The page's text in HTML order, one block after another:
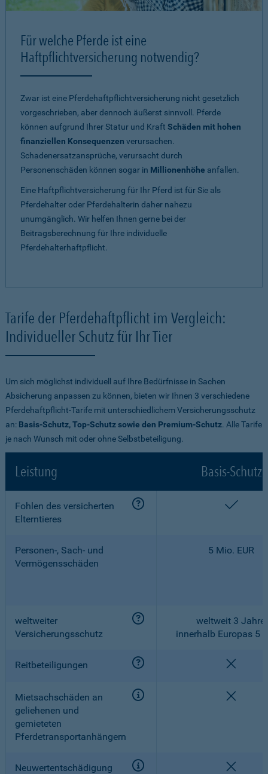
Für welche Pferde ist eine
Haftpflichtversicherung notwendig?
Zwar ist eine Pferdehaftpflichtversicherung nicht gesetzlich
vorgeschrieben, aber dennoch äußerst sinnvoll. Pferde
können aufgrund Ihrer Statur und Kraft Schäden mit hohen
finanziellen Konsequenzen verursachen.
Schadenersatzansprüche, verursacht durch
Personenschäden können sogar in Millionenhöhe anfallen.
Eine Haftpflichtversicherung für Ihr Pferd ist für Sie als
Pferdehalter oder Pferdehalterin daher nahezu
unumgänglich. Wir helfen Ihnen gerne bei der
Beitragsberechnung für Ihre individuelle
Pferdehalterhaftpflicht.
Tarife der Pferdehaftpflicht im Vergleich:
Individueller Schutz für Ihr Tier
Um sich möglichst individuell auf Ihre Bedürfnisse in Sachen
Absicherung anpassen zu können, bieten wir Ihnen 3 verschiedene
Pferdehaftpflicht-Tarife mit unterschiedlichem Versicherungsschutz
an: Basis-Schutz, Top-Schutz sowie den Premium-Schutz. Alle Tarife
je nach Wunsch mit oder ohne Selbstbeteiligung.
Leistung Basis-Schutz
Fohlen des versicherten
Elterntieres
Personen-, Sach- und
Vermögensschäden
5 Mio. EUR
weltweiter
Versicherungsschutz
weltweit 3 Jahre,
innerhalb Europas 5
Reitbeteiligungen
Mietsachschäden an
geliehenen und
gemieteten
Pferdetransportanhängern
Neuwertentschädigung